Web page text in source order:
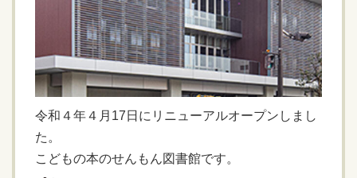
令和４年４月17日にリニューアルオープンしまし
た。
こどもの本のせんもん図書館です。